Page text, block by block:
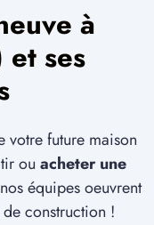
à
ses
votre future maison
ou acheter une
équipes oeuvrent
construction !